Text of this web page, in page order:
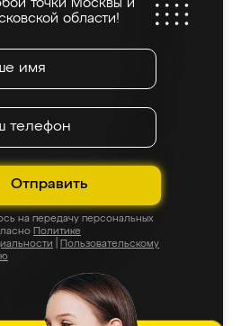
точки Москвы и
области!
Отправить
на передачу персональных
Политике
Пользовательскому